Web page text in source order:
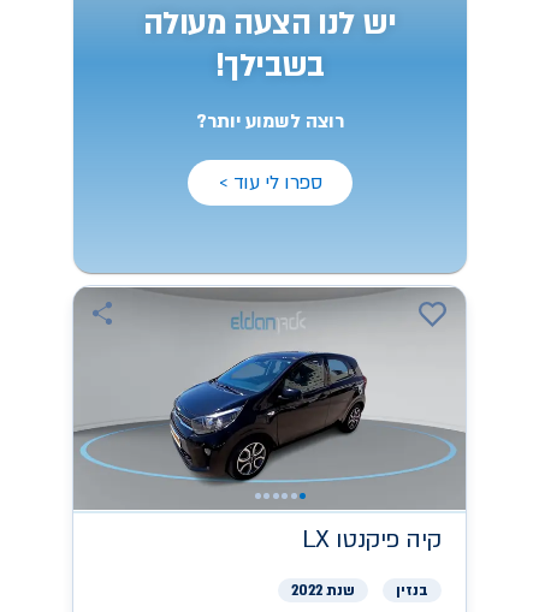
יש לנו הצעה מעולה
בשבילך!
רוצה לשמוע יותר?
ספרו לי עוד >
קיה פיקנטו LX
בנזין שנת 2022